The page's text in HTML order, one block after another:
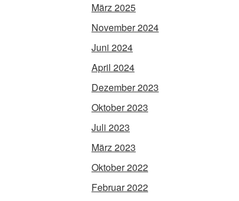
März 2025
November 2024
Juni 2024
April 2024
Dezember 2023
Oktober 2023
Juli 2023
März 2023
Oktober 2022
Februar 2022